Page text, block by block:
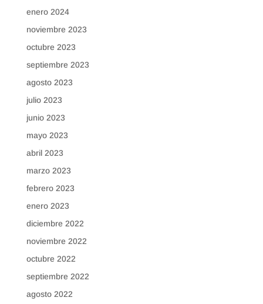
enero 2024
noviembre 2023
octubre 2023
septiembre 2023
agosto 2023
julio 2023
junio 2023
mayo 2023
abril 2023
marzo 2023
febrero 2023
enero 2023
diciembre 2022
noviembre 2022
octubre 2022
septiembre 2022
agosto 2022